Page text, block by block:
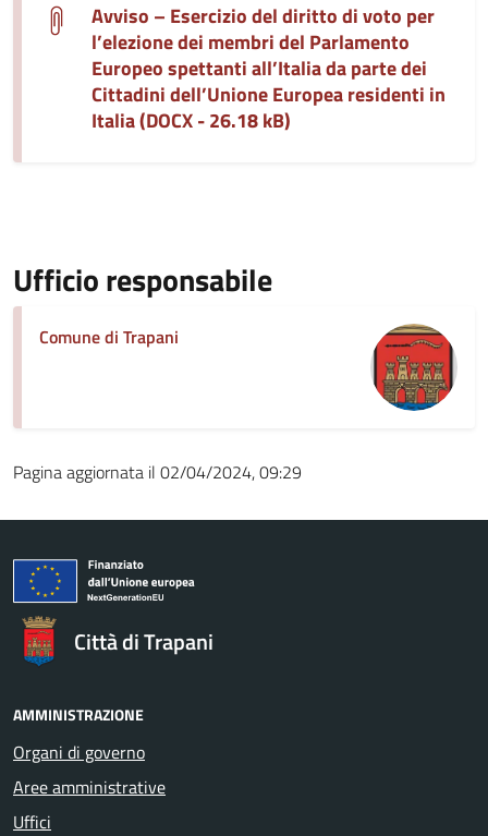
Avviso – Esercizio del diritto di voto per
l’elezione dei membri del Parlamento
Europeo spettanti all’Italia da parte dei
Cittadini dell’Unione Europea residenti in
Italia (DOCX - 26.18 kB)
Ufficio responsabile
Comune di Trapani
Pagina aggiornata il 02/04/2024, 09:29
Città di Trapani
AMMINISTRAZIONE
Organi di governo
Aree amministrative
Uffici